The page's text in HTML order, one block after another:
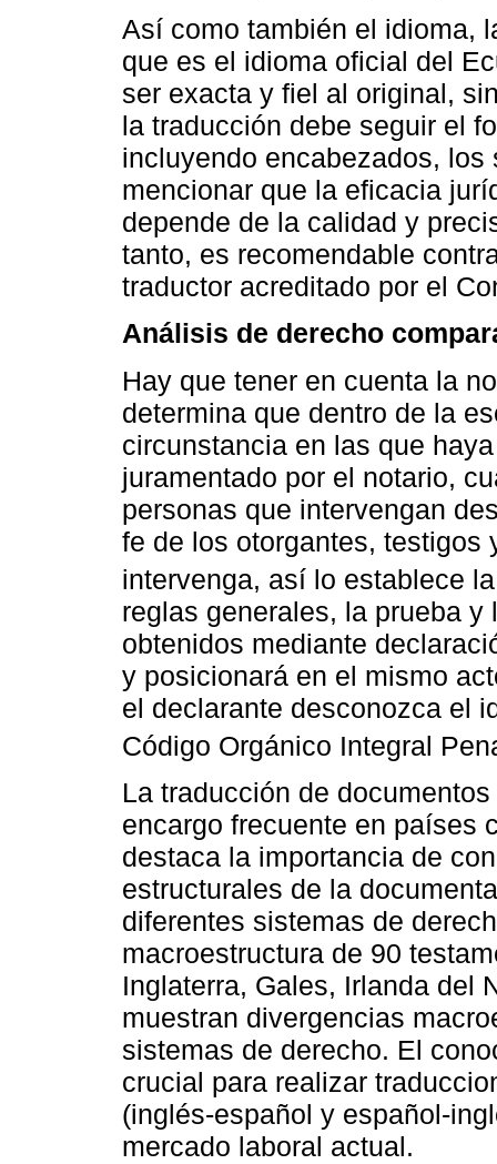
Así como también el idioma,
que es el idioma oficial del
ser exacta y fiel al original,
la traducción debe seguir el
incluyendo encabezados,
mencionar que la eficacia
depende de la calidad y
tanto, es recomendable
traductor acreditado por el
Análisis de derecho
Hay que tener en cuenta la
determina que dentro de la
circunstancia en las que
juramentado por el notario,
personas que intervengan
fe de los otorgantes, testigos
intervenga, así lo establece
reglas generales, la prueba
obtenidos mediante
y posicionará en el mismo
el declarante desconozca el
Código Orgánico Integral
La traducción de
encargo frecuente en países
destaca la importancia de
estructurales de la
diferentes sistemas de
macroestructura de 90
Inglaterra, Gales, Irlanda del
muestran divergencias
sistemas de derecho. El
crucial para realizar
(inglés-español y español-
mercado laboral actual.